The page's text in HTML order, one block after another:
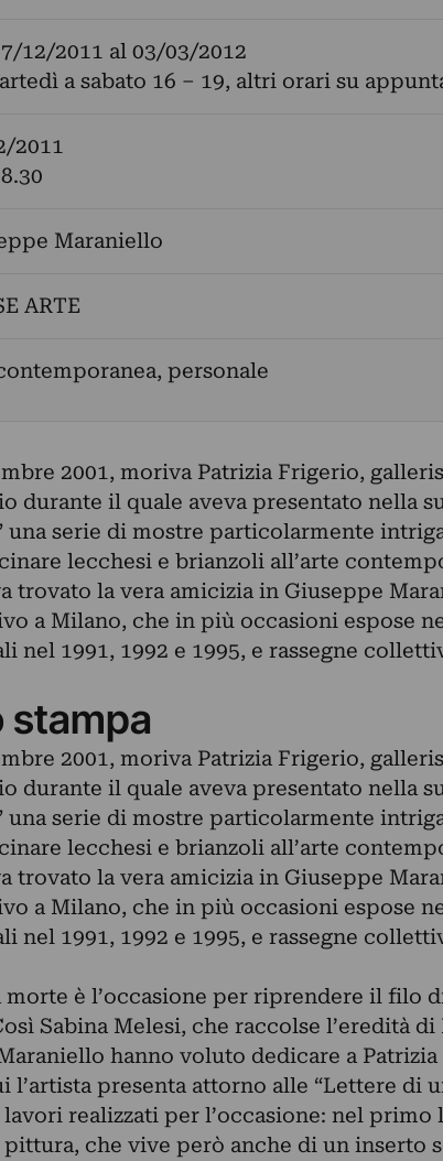
12/2011 al 03/03/2012
a sabato 16 – 19, altri orari su
2011
Maraniello
ARTE
personale
2001, moriva Patrizia Frigerio,
durante il quale aveva presentato nella
una serie di mostre particolarmente
lecchesi e brianzoli all’arte
trovato la vera amicizia in Giuseppe
a Milano, che in più occasioni espose
nel 1991, 1992 e 1995, e rassegne
stampa
2001, moriva Patrizia Frigerio,
durante il quale aveva presentato nella
una serie di mostre particolarmente
lecchesi e brianzoli all’arte
trovato la vera amicizia in Giuseppe
a Milano, che in più occasioni espose
nel 1991, 1992 e 1995, e rassegne
morte è l’occasione per riprendere il filo
Sabina Melesi, che raccolse l’eredità di
hanno voluto dedicare a Patrizia
presenta attorno alle “Lettere di
realizzati per l’occasione: nel primo
pittura, che vive però anche di un inserto